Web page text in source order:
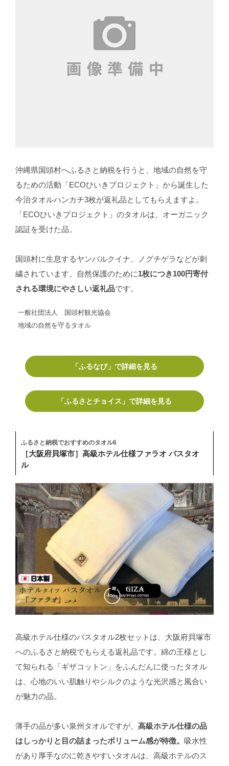
沖縄県国頭村へふるさと納税を行うと、地域の自然を守
るための活動「ECOひいきプロジェクト」から誕生した
今治タオルハンカチ3枚が返礼品としてもらえますよ。
「ECOひいきプロジェクト」のタオルは、オーガニック
認証を受けた品。
国頭村に生息するヤンバルクイナ、ノグチゲラなどが刺
繍されています。自然保護のために1枚につき100円寄付
される環境にやさしい返礼品です。
一般社団法人 国頭村観光協会
地域の自然を守るタオル
「ふるなび」で詳細を見る
「ふるさとチョイス」で詳細を見る
ふるさと納税でおすすめのタオル6
［大阪府貝塚市］高級ホテル仕様ファラオ バスタオ
ル
高級ホテル仕様のバスタオル2枚セットは、大阪府貝塚市
へのふるさと納税でもらえる返礼品です。綿の王様とし
て知られる「ギザコットン」をふんだんに使ったタオル
は、心地のいい肌触りやシルクのような光沢感と風合い
が魅力の品。
薄手の品が多い泉州タオルですが、 高級ホテル仕様の品
はしっかりと目の詰まったボリューム感が特徴。
吸水性
があり厚手なのに乾きやすいタオルは、高級ホテルのス